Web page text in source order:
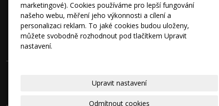
AKCE
FOTOGALERIE
VÝPRODEJ VZORKŮ
RADY A TIPY
KONTAKT
|Mapa webu
marketingové). Cookies používáme pro lepší fungování
našeho webu, měření jeho výkonnosti a cílení a
personalizaci reklam. To jaké cookies budou uloženy,
můžete svobodně rozhodnout pod tlačítkem Upravit
nastavení.
Upravit nastavení
Odmítnout cookies